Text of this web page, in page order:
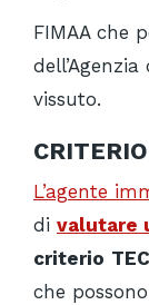
FIMAA che
vissuto.
CRITERIO
L’agente
di valutare
criterio
che possono